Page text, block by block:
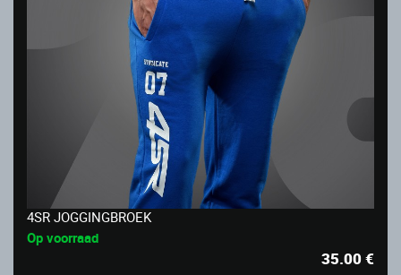
4SR JOGGINGBROEK
Op voorraad
35.00€